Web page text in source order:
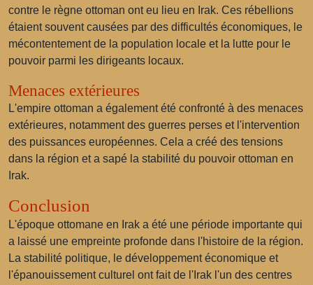
contre le règne ottoman ont eu lieu en Irak. Ces rébellions
étaient souvent causées par des difficultés économiques, le
mécontentement de la population locale et la lutte pour le
pouvoir parmi les dirigeants locaux.
Menaces extérieures
L'empire ottoman a également été confronté à des menaces
extérieures, notamment des guerres perses et l'intervention
des puissances européennes. Cela a créé des tensions
dans la région et a sapé la stabilité du pouvoir ottoman en
Irak.
Conclusion
L'époque ottomane en Irak a été une période importante qui
a laissé une empreinte profonde dans l'histoire de la région.
La stabilité politique, le développement économique et
l'épanouissement culturel ont fait de l'Irak l'un des centres